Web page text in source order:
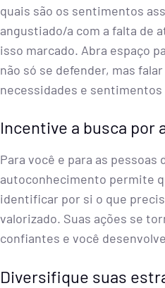
quais são os sentimentos
angustiado/a com a falta de
isso marcado. Abra espaço
não só se defender, mas
necessidades e
Incentive a busca por
Para você e para as pessoas
autoconhecimento permite
identificar por si o que
valorizado. Suas ações se
confiantes e você
Diversifique suas